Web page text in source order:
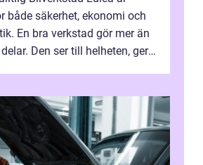
både säkerhet, ekonomi och
En bra verkstad gör mer än
Den ser till helheten, ger